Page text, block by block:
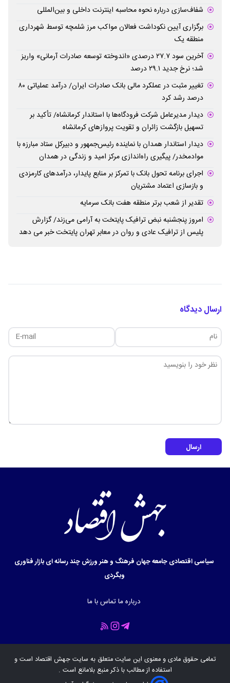
شفاف‌سازی درباره نحوه محاسبه اینترنت داخلی و بین‌المللی
برگزاری آیین نکوداشت فعالان مواکب مرز شلمچه توسط شهرداری
منطقه یک
آخرین سود ۲۷.۷ درصدی «اندوخته توسعه صادرات آرمانی» واریز
شد؛ نرخ جدید ۲۹.۱ درصد
تغییر مثبت در عملکرد مالی بانک صادرات ایران/ درآمد عملیاتی ۸۰
درصد رشد کرد
دیدار مدیرعامل شرکت فرودگاه‌ها با استاندار کرمانشاه/ تأکید بر
تسهیل بازگشت زائران و تقویت پروازهای کرمانشاه
دیدار استاندار همدان با نماینده رئیس‌جمهور و دبیرکل ستاد مبارزه با
موادمخدر/ پیگیری راه‌اندازی مرکز امید و زندگی در همدان
اجرای برنامه تحول بانک با تمرکز بر منابع پایدار، درآمدهای کارمزدی
و بازسازی اعتماد مشتریان
تقدیر از شعب برتر منطقه هفت بانک سرمایه
امروز پنجشنبه نبض ترافیک پایتخت به آرامی می‌زند/ گزارش
پلیس از ترافیک عادی و روان در معابر تهران پایتخت خبر می دهد
ارسال دیدگاه
ارسال
سیاسیاقتصادیجامعهجهان فرهنگ و هنرورزشچند رسانه ایبازارفناوری
وبگردی
درباره ماتماس با ما
تمامی حقوق مادی و معنوی این سایت متعلق به سایتجهش اقتصاد است و
استفاده از مطالب با ذکر منبع بلامانع است .